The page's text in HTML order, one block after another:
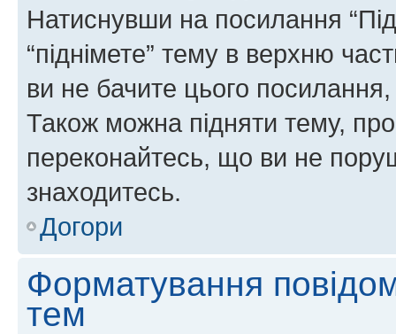
Натиснувши на посилання
“піднімете” тему в верхню
ви не бачите цього
Також можна підняти тему,
переконайтесь, що ви не
знаходитесь.
Догори
Форматування
тем